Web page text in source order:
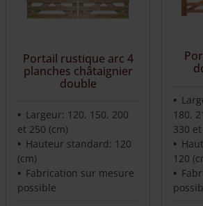
Portail rustique arc 4
planches châtaignier
double
Largeur: 120, 150, 200
et 250 (cm)
Hauteur standard: 120
(cm)
Fabrication sur mesure
possible
180,
330
120